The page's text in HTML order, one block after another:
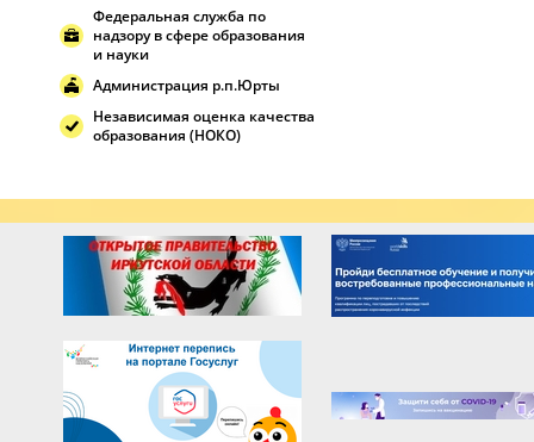
Федеральная служба по
надзору в сфере образования
и науки
Администрация р.п.Юрты
Независимая оценка качества
образования (НОКО)